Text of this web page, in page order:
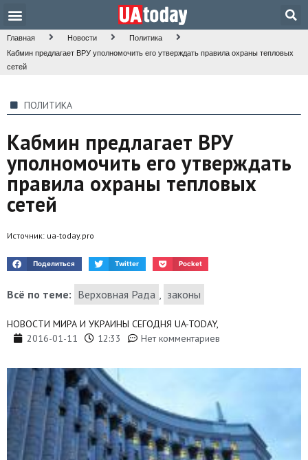
Главная Новости
Политика
Кабмин предлагает ВРУ уполномочить его утверждать правила охраны тепловых
сетей
ПОЛИТИКА
Кабмин предлагает ВРУ
уполномочить его утверждать
правила охраны тепловых
сетей
Источник: ua-today.pro
Поделиться Twitter Pocket
Всё по теме: Верховная Рада , законы
НОВОСТИ МИРА И УКРАИНЫ СЕГОДНЯ UA-TODAY,
2016-01-11
12:33 Нет комментариев